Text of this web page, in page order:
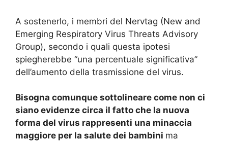
A sostenerlo, i membri del Nervtag (New and
Emerging Respiratory Virus Threats Advisory
Group), secondo i quali questa ipotesi
spiegherebbe “una percentuale significativa”
dell’aumento della trasmissione del virus.
Bisogna comunque sottolineare come non ci
siano evidenze circa il fatto che la nuova
forma del virus rappresenti una minaccia
maggiore per la salute dei bambini ma